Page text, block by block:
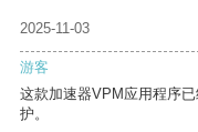
2025-11-03
游客
这款加速器VPM应用程序
护。